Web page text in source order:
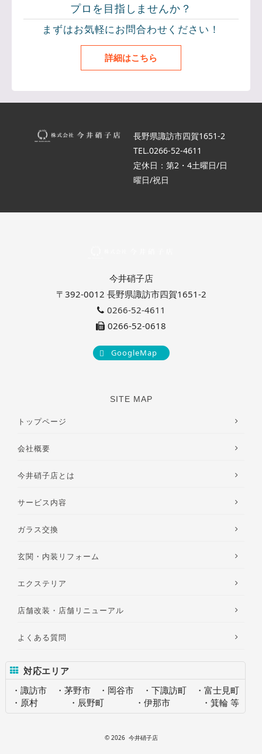
プロを目指しませんか？
まずはお気軽にお問合わせください！
詳細はこちら
長野県諏訪市四賀1651-2
TEL.0266-52-4611
定休日：第2・4土曜日/日
曜日/祝日
今井硝子店
〒392-0012 長野県諏訪市四賀1651-2
0266-52-4611
0266-52-0618
GoogleMap
SITE MAP
トップページ
会社概要
今井硝子店とは
サービス内容
ガラス交換
玄関・内装リフォーム
エクステリア
店舗改装・店舗リニューアル
よくある質問
対応エリア
諏訪市
茅野市 岡谷市 下諏訪町
富士見町
原村
辰野町 伊那市 箕輪 等
© 2026 今井硝子店